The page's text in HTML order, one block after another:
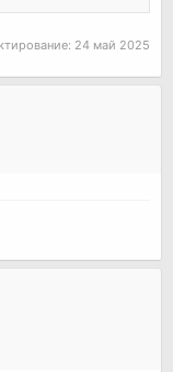
24 май 2025